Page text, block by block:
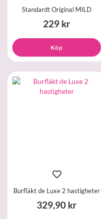
Standardt Original MILD
229 kr
Köp
Burfläkt de Luxe 2 hastigheter
329,90 kr